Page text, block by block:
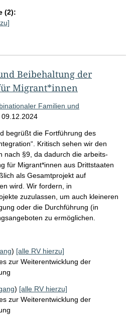
(2):
Beibehaltung der
Migrant*innen
Familien und
09.12.2024
begrüßt die Fortführung des
Kritisch sehen wir den
nach §9, da dadurch die arbeits-
für Migrant*innen aus Drittstaaten
als Gesamtprojekt auf
wird. Wir fordern, in
zuzulassen, um auch kleineren
oder die Durchführung (in
zu ermöglichen.
) [alle RV hierzu]
zur Weiterentwicklung der
) [alle RV hierzu]
zur Weiterentwicklung der